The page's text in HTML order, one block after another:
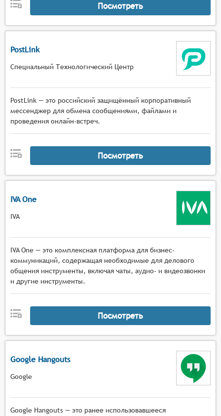
Посмотреть
PostLink
Специальный Технологический Центр
PostLink — это российский защищённый корпоративный
мессенджер для обмена сообщениями, файлами и
проведения онлайн-встреч.
Посмотреть
IVA One
IVA
IVA One — это комплексная платформа для бизнес-
коммуникаций, содержащая необходимые для делового
общения инструменты, включая чаты, аудио- и видеозвонки
и другие инструменты.
Посмотреть
Google Hangouts
Google
Google Hangouts — это ранее использовавшееся